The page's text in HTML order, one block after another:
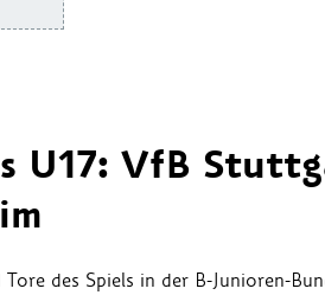
U17: VfB
des Spiels in der B-Junioren-